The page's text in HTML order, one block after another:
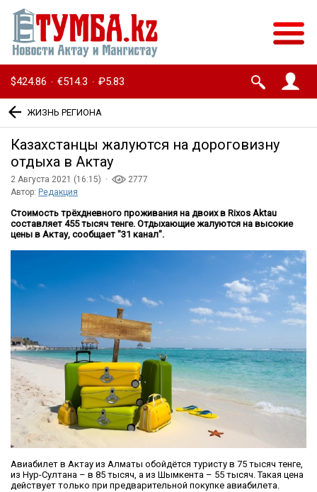
$424.86 · €514.3 · ₽5.83
ЖИЗНЬ РЕГИОНА
Казахстанцы жалуются на дороговизну
отдыха в Актау
2 Августа 2021 (16:15) ·
2777
Автор: Редакция
Стоимость трёхдневного проживания на двоих в Rixos Aktau
составляет 455 тысяч тенге. Отдыхающие жалуются на высокие
цены в Актау, сообщает "31 канал".
Авиабилет в Актау из Алматы обойдётся туристу в 75 тысяч тенге,
из Нур-Султана – в 85 тысяч, а из Шымкента – 55 тысяч. Такая цена
действует только при предварительной покупке авиабилета.